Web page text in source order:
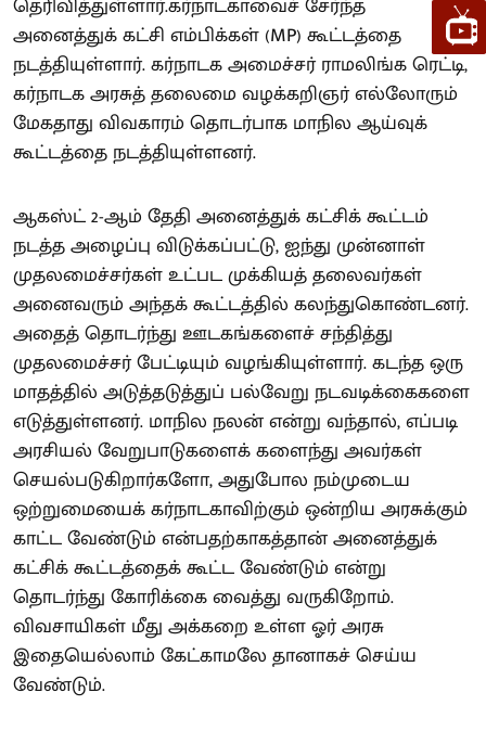
அனைத்துக் கட்சி எம்பிக்கள் (MP) கூட்டத்தை
நடத்தியுள்ளார். கர்நாடக அமைச்சர் ராமலிங்க ரெட்டி,
கர்நாடக அரசுத் தலைமை வழக்கறிஞர் எல்லோரும்
மேகதாது விவகாரம் தொடர்பாக மாநில ஆய்வுக்
கூட்டத்தை நடத்தியுள்ளனர்.
ஆகஸ்ட் 2-ஆம் தேதி அனைத்துக் கட்சிக் கூட்டம்
நடத்த அழைப்பு விடுக்கப்பட்டு, ஐந்து முன்னாள்
முதலமைச்சர்கள் உட்பட முக்கியத் தலைவர்கள்
அனைவரும் அந்தக் கூட்டத்தில் கலந்துகொண்டனர்.
அதைத் தொடர்ந்து ஊடகங்களைச் சந்தித்து
முதலமைச்சர் பேட்டியும் வழங்கியுள்ளார். கடந்த ஒரு
மாதத்தில் அடுத்தடுத்துப் பல்வேறு நடவடிக்கைகளை
எடுத்துள்ளனர். மாநில நலன் என்று வந்தால், எப்படி
அரசியல் வேறுபாடுகளைக் களைந்து அவர்கள்
செயல்படுகிறார்களோ, அதுபோல நம்முடைய
ஒற்றுமையைக் கர்நாடகாவிற்கும் ஒன்றிய அரசுக்கும்
காட்ட வேண்டும் என்பதற்காகத்தான் அனைத்துக்
கட்சிக் கூட்டத்தைக் கூட்ட வேண்டும் என்று
தொடர்ந்து கோரிக்கை வைத்து வருகிறோம்.
விவசாயிகள் மீது அக்கறை உள்ள ஓர் அரசு
இதையெல்லாம் கேட்காமலே தானாகச் செய்ய
வேண்டும்.